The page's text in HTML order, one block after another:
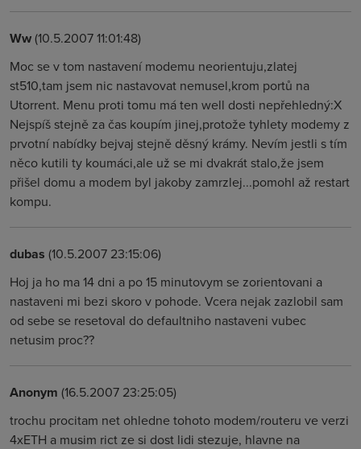
Ww(10.5.2007 11:01:48)
Moc se v tom nastavení modemu neorientuju,zlatej
st510,tam jsem nic nastavovat nemusel,krom portů na
Utorrent. Menu proti tomu má ten well dosti nepřehledný:X
Nejspíš stejně za čas koupím jinej,protože tyhlety modemy z
prvotní nabídky bejvaj stejně děsný krámy. Nevím jestli s tím
něco kutili ty koumáci,ale už se mi dvakrát stalo,že jsem
přišel domu a modem byl jakoby zamrzlej...pomohl až restart
kompu.
dubas (10.5.2007 23:15:06)
Hoj ja ho ma 14 dni a po 15 minutovym se zorientovani a
nastaveni mi bezi skoro v pohode. Vcera nejak zazlobil sam
od sebe se resetoval do defaultniho nastaveni vubec
netusim proc??
Anonym (16.5.2007 23:25:05)
trochu procitam net ohledne tohoto modem/routeru ve verzi
4xETH a musim rict ze si dost lidi stezuje, hlavne na